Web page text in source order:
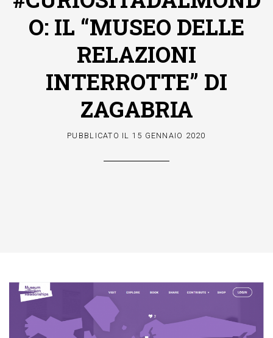
O: IL “MUSEO DELLE
RELAZIONI
INTERROTTE” DI
ZAGABRIA
PUBBLICATO IL 15 GENNAIO 2020